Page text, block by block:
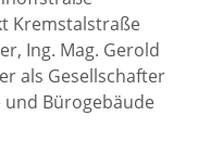
Kremstalstraße
Ing. Mag. Gerold
als Gesellschafter
Bürogebäude